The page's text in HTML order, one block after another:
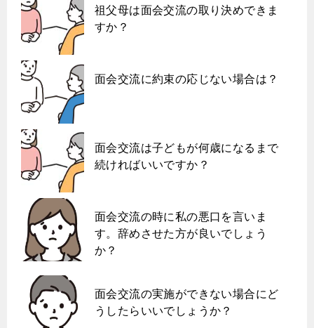
祖父母は面会交流の取り決めできま
すか？
面会交流に約束の応じない場合は？
面会交流は子どもが何歳になるまで
続ければいいですか？
面会交流の時に私の悪口を言いま
す。辞めさせた方が良いでしょう
か？
面会交流の実施ができない場合にど
うしたらいいでしょうか？